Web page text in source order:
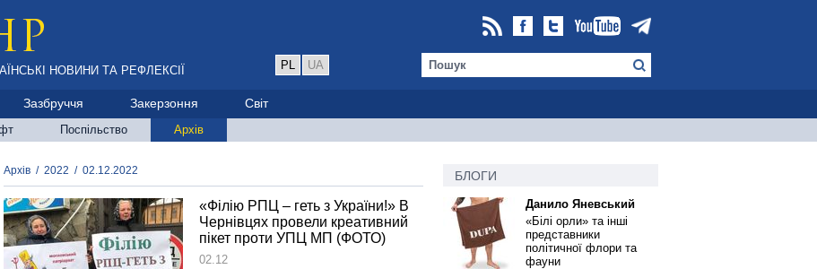
НОВИНИ ТА РЕФЛЕКСІЇ PL UA
Зазбруччя Закерзоння Світ
Поспільство Архів
Архів / 2022 / 02.12.2022
«Філію РПЦ – геть з України!» В
Чернівцях провели креативний
пікет проти УПЦ МП (ФОТО)
02.12
БЛОГИ
Данило Яневський
«Білі орли» та інші
представники
політичної флори та
фауни